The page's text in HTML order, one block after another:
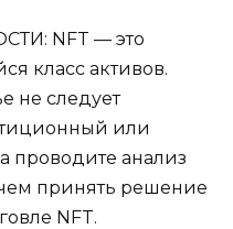
NFT — это
класс активов.
не следует
или
проводите анализ
принять решение
NFT.